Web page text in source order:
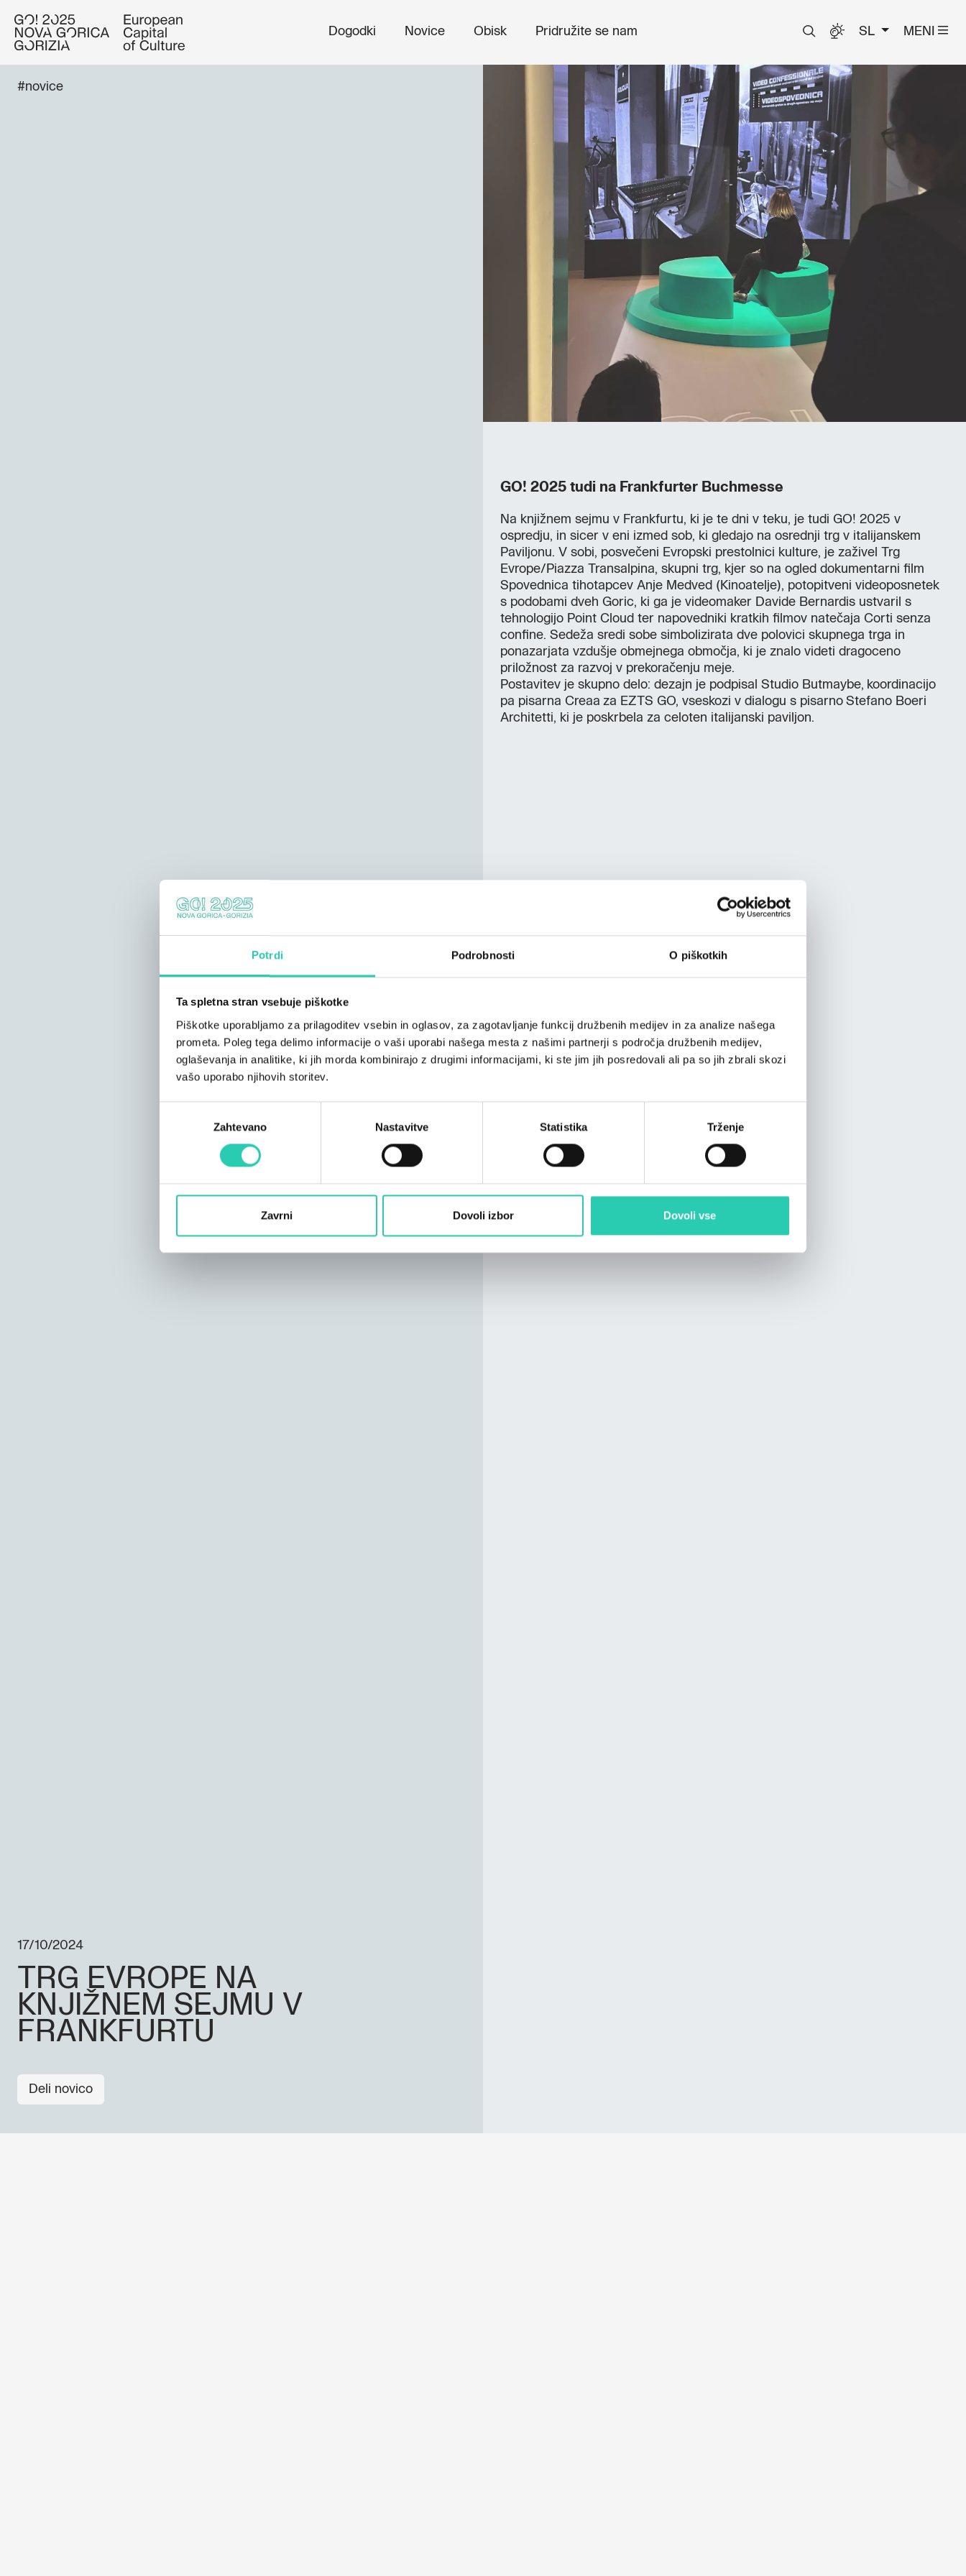
Potrdi Podrobnosti O piškotkih
Ta spletna stran vsebuje piškotke
Piškotke uporabljamo za prilagoditev vsebin in oglasov, za zagotavljanje funkcij družbenih medijev in za analize našega
prometa. Poleg tega delimo informacije o vaši uporabi našega mesta z našimi partnerji s področja družbenih medijev,
oglaševanja in analitike, ki jih morda kombinirajo z drugimi informacijami, ki ste jim jih posredovali ali pa so jih zbrali skozi
vašo uporabo njihovih storitev.
Zahtevano Nastavitve Statistika Trženje
Zavrni Dovoli izbor Dovoli vse
Dogodki Novice Obisk Pridružite se nam SL MENI
#novice
17/10/2024
TRG EVROPE NA
KNJIŽNEM SEJMU V
FRANKFURTU
Deli novico
GO! 2025 tudi na Frankfurter Buchmesse
Na knjižnem sejmu v Frankfurtu, ki je te dni v teku, je tudi GO! 2025 v
ospredju, in sicer v eni izmed sob, ki gledajo na osrednji trg v italijanskem
Paviljonu. V sobi, posvečeni Evropski prestolnici kulture, je zaživel Trg
Evrope/Piazza Transalpina, skupni trg, kjer so na ogled dokumentarni film
Spovednica tihotapcev Anje Medved (Kinoatelje), potopitveni videoposnetek
s podobami dveh Goric, ki ga je videomaker Davide Bernardis ustvaril s
tehnologijo Point Cloud ter napovedniki kratkih filmov natečaja Corti senza
confine. Sedeža sredi sobe simbolizirata dve polovici skupnega trga in
ponazarjata vzdušje obmejnega območja, ki je znalo videti dragoceno
priložnost za razvoj v prekoračenju meje.
Postavitev je skupno delo: dezajn je podpisal Studio Butmaybe, koordinacijo
pa pisarna Creaa za EZTS GO, vseskozi v dialogu s pisarno Stefano Boeri
Architetti, ki je poskrbela za celoten italijanski paviljon.